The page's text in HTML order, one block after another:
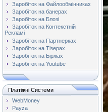
Заробіток на Файлообмінниках
Заробіток на банерах
Заробіток на Блозі
Заробіток на Контекстній
Рекламі
Заробіток на Партнерках
Заробіток на Тізерах
Заробіток на Біржах
Заробіток на Youtube
Платіжні Системи
WebMoney
Payza